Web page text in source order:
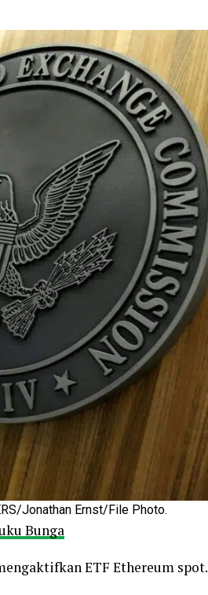
Jonathan Ernst/File Photo.
Bunga
ETF Ethereum spot.